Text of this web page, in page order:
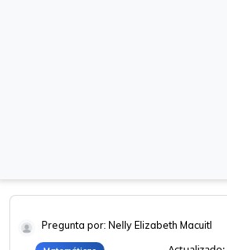
Pregunta por: Nelly Elizabeth Macuitl